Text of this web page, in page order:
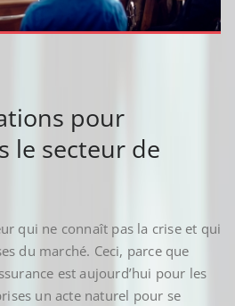
pour
le secteur de
qui ne connaît pas la crise et qui
du marché. Ceci, parce que
est aujourd’hui pour les
un acte naturel pour se